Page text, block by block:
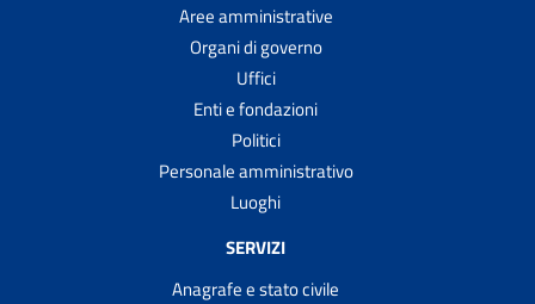
Aree amministrative
Organi di governo
Uffici
Enti e fondazioni
Politici
Personale amministrativo
Luoghi
SERVIZI
Anagrafe e stato civile